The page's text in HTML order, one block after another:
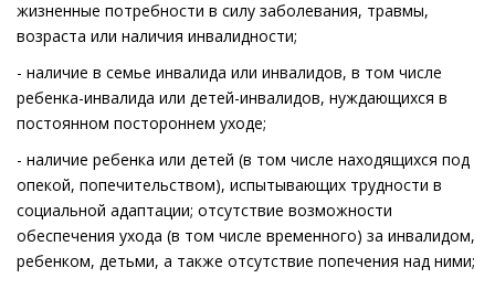
жизненные потребности в силу заболевания, травмы,
возраста или наличия инвалидности;
- наличие в семье инвалида или инвалидов, в том числе
ребенка-инвалида или детей-инвалидов, нуждающихся в
постоянном постороннем уходе;
- наличие ребенка или детей (в том числе находящихся под
опекой, попечительством), испытывающих трудности в
социальной адаптации; отсутствие возможности
обеспечения ухода (в том числе временного) за инвалидом,
ребенком, детьми, а также отсутствие попечения над ними;